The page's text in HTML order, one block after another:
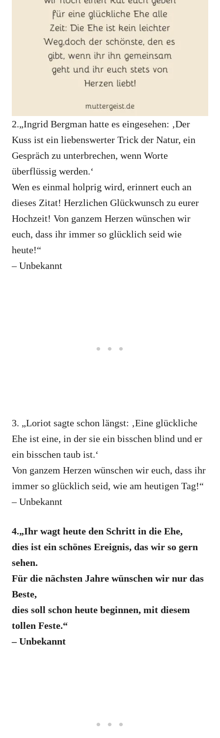
2.„Ingrid Bergman hatte es eingesehen: ‚Der
Kuss ist ein liebenswerter Trick der Natur, ein
Gespräch zu unterbrechen, wenn Worte
überflüssig werden.‘
Wen es einmal holprig wird, erinnert euch an
dieses Zitat! Herzlichen Glückwunsch zu eurer
Hochzeit! Von ganzem Herzen wünschen wir
euch, dass ihr immer so glücklich seid wie
heute!“
– Unbekannt
3. „Loriot sagte schon längst: ‚Eine glückliche
Ehe ist eine, in der sie ein bisschen blind und er
ein bisschen taub ist.‘
Von ganzem Herzen wünschen wir euch, dass ihr
immer so glücklich seid, wie am heutigen Tag!“
– Unbekannt
4.„Ihr wagt heute den Schritt in die Ehe,
dies ist ein schönes Ereignis, das wir so gern
sehen.
Für die nächsten Jahre wünschen wir nur das
Beste,
dies soll schon heute beginnen, mit diesem
tollen Feste.“
– Unbekannt